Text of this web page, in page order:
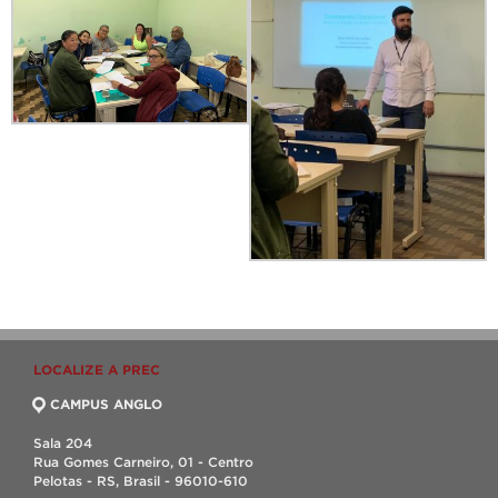
LOCALIZE A PREC
CAMPUS ANGLO
Sala 204
Rua Gomes Carneiro, 01 - Centro
Pelotas - RS, Brasil - 96010-610